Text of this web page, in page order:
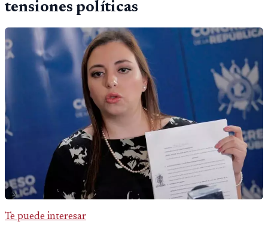
tensiones políticas
Te puede interesar